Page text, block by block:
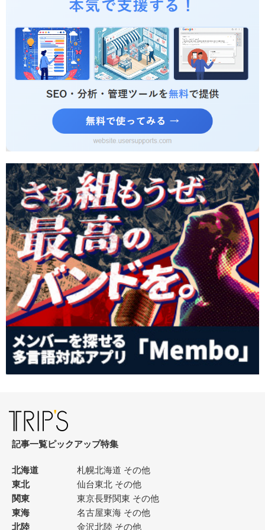
記事一覧ピックアップ特集
北海道 札幌北海道 その他
東北
仙台東北 その他
関東
東京長野関東 その他
東海
名古屋東海 その他
北陸
金沢北陸 その他